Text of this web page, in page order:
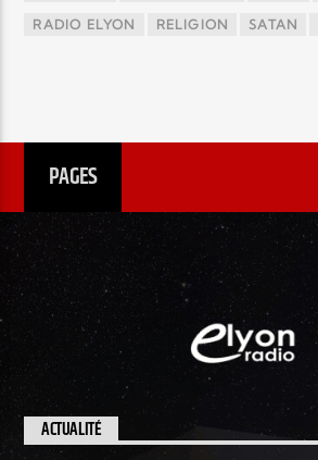
RADIO ELYON RELIGION SATAN
PAGES
ACTUALITÉ